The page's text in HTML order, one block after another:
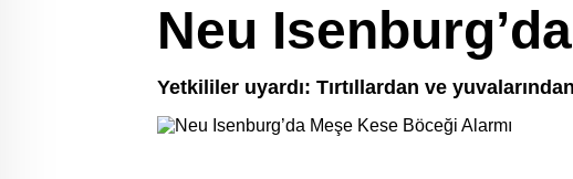
Neu
Yetkililer uyardı: Tırtıllardan ve